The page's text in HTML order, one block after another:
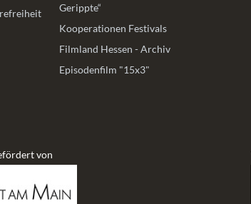
Gerippte“
Kooperationen Festivals
Filmland Hessen - Archiv
Episodenfilm "15x3"
von